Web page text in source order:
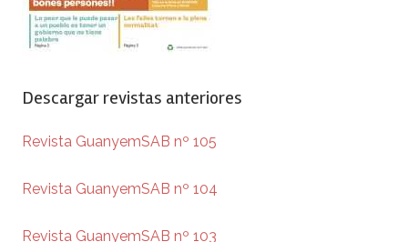
Descargar revistas anteriores
Revista GuanyemSAB nº 105
Revista GuanyemSAB nº 104
Revista GuanyemSAB nº 103